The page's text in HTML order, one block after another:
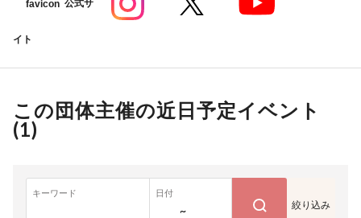
公式サ
イト
この団体主催の近日予定イベント
(1)
キーワード 日付
~ 絞り込み